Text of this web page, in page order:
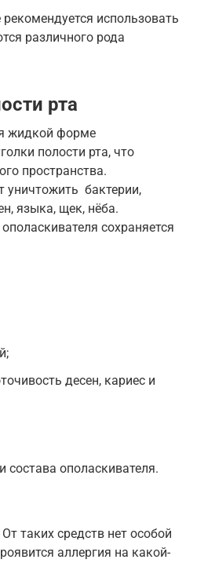
использовать
различного рода
рта
жидкой форме
полости рта, что
пространства.
уничтожить бактерии,
языка, щек, нёба.
сохраняется
десен, кариес и
ополаскивателя.
таких средств нет особой
аллергия на какой-